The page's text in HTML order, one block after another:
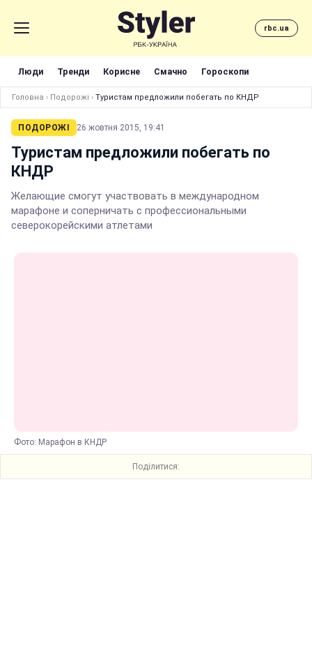
rbc.ua
Люди Тренди Корисне Смачно Гороскопи
Головна › Подорожі › Туристам предложили побегать по КНДР
ПОДОРОЖІ 26 жовтня 2015, 19:41
Туристам предложили побегать по
КНДР
Желающие смогут участвовать в международном
марафоне и соперничать с профессиональными
северокорейскими атлетами
Фото: Марафон в КНДР
Поділитися: